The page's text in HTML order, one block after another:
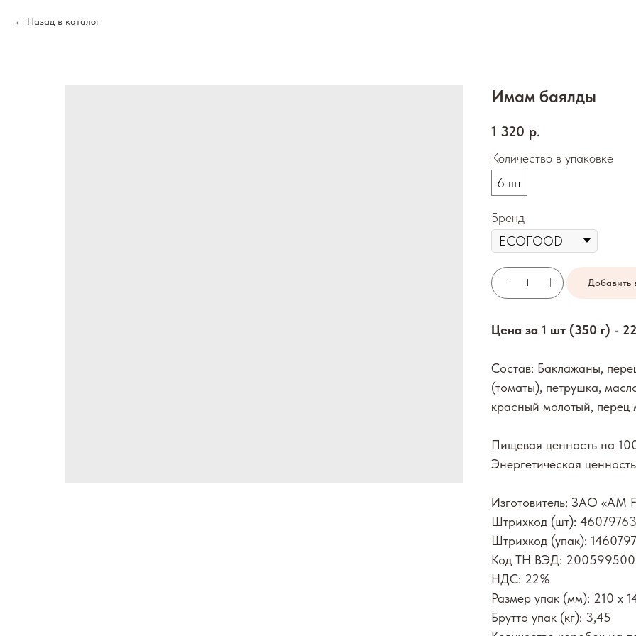
Назад в каталог
Имам баялды
1 320 р.
Количество в упаковке
6 шт
Бренд
Добавить
Цена за 1 шт (350 г) -
Состав: Баклажаны,
(томаты), петрушка,
красный молотый, перец
Пищевая ценность на
Энергетическая
Изготовитель: ЗАО «AM
Штрихкод (шт):
Штрихкод (упак):
Код ТН ВЭД:
НДС: 22%
Размер упак (мм): 210 х
Брутто упак (кг): 3,45